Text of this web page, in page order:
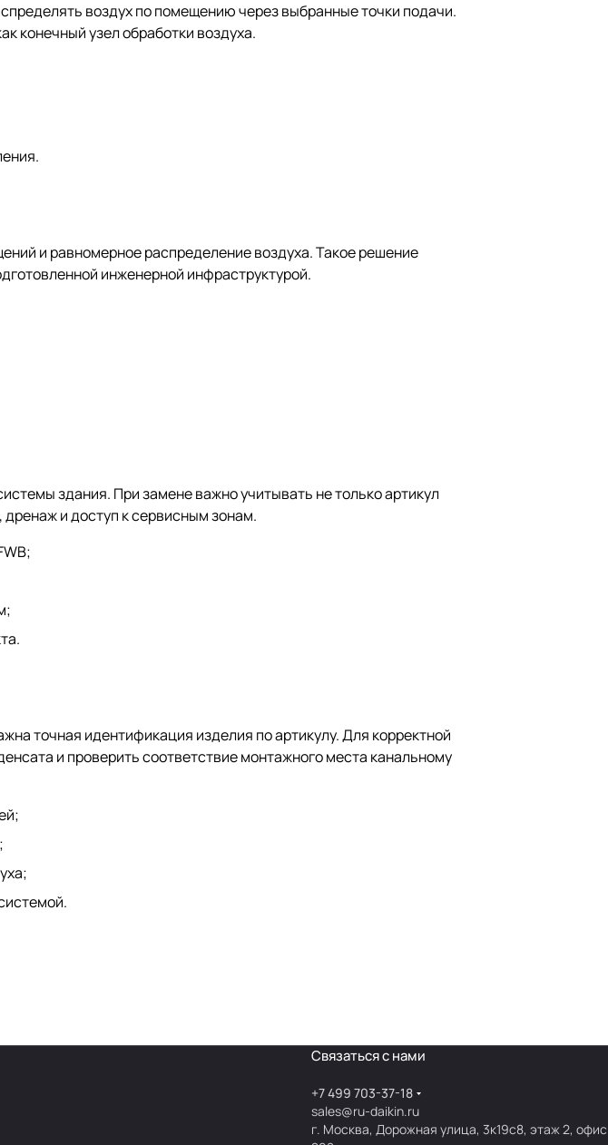
воздух по помещению через выбранные точки подачи.
конечный узел обработки воздуха.
и равномерное распределение воздуха. Такое решение
инженерной инфраструктурой.
здания. При замене важно учитывать не только артикул
и доступ к сервисным зонам.
точная идентификация изделия по артикулу. Для корректной
и проверить соответствие монтажного места канальному
Связаться с нами
+7 499 703-37-18
sales@ru-daikin.ru
г. Москва, Дорожная улица, 3к19с8, этаж 2, офис